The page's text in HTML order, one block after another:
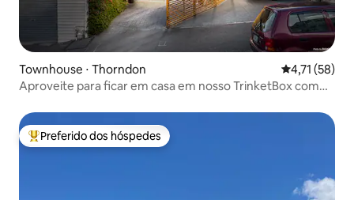
Townhouse ⋅ Thorndon 4,71 de uma
4,71 (58)
Aproveite para ficar em casa em nosso TrinketBox com
Entre os melhores preferidos dos hóspedes
Preferido dos hóspedes